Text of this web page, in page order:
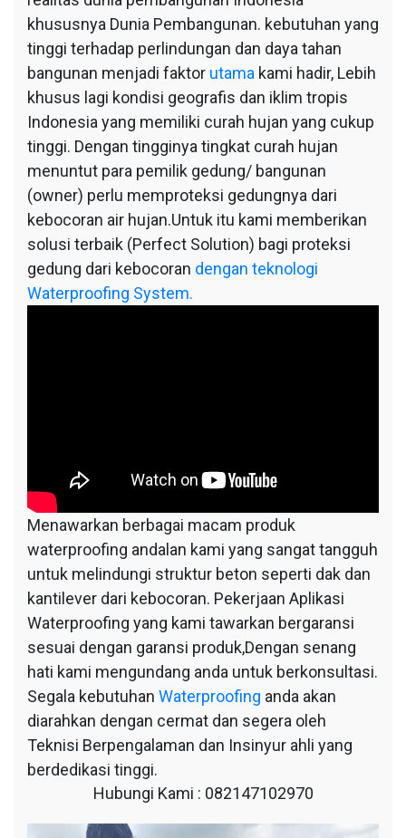
khususnya Dunia Pembangunan. kebutuhan yang
tinggi terhadap perlindungan dan daya tahan
bangunan menjadi faktor utama kami hadir, Lebih
khusus lagi kondisi geografis dan iklim tropis
Indonesia yang memiliki curah hujan yang cukup
tinggi. Dengan tingginya tingkat curah hujan
menuntut para pemilik gedung/ bangunan
(owner) perlu memproteksi gedungnya dari
kebocoran air hujan.Untuk itu kami memberikan
solusi terbaik (Perfect Solution) bagi proteksi
gedung dari kebocoran dengan teknologi
Waterproofing System.
Menawarkan berbagai macam produk
waterproofing andalan kami yang sangat tangguh
untuk melindungi struktur beton seperti dak dan
kantilever dari kebocoran. Pekerjaan Aplikasi
Waterproofing yang kami tawarkan bergaransi
sesuai dengan garansi produk,Dengan senang
hati kami mengundang anda untuk berkonsultasi.
Segala kebutuhan Waterproofing anda akan
diarahkan dengan cermat dan segera oleh
Teknisi Berpengalaman dan Insinyur ahli yang
berdedikasi tinggi.
Hubungi Kami : 082147102970